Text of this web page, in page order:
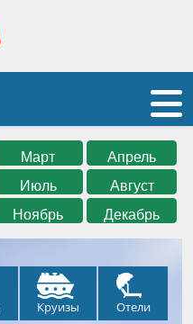
Март
Апрель
Июль
Август
Ноябрь Декабрь
Круизы Отели